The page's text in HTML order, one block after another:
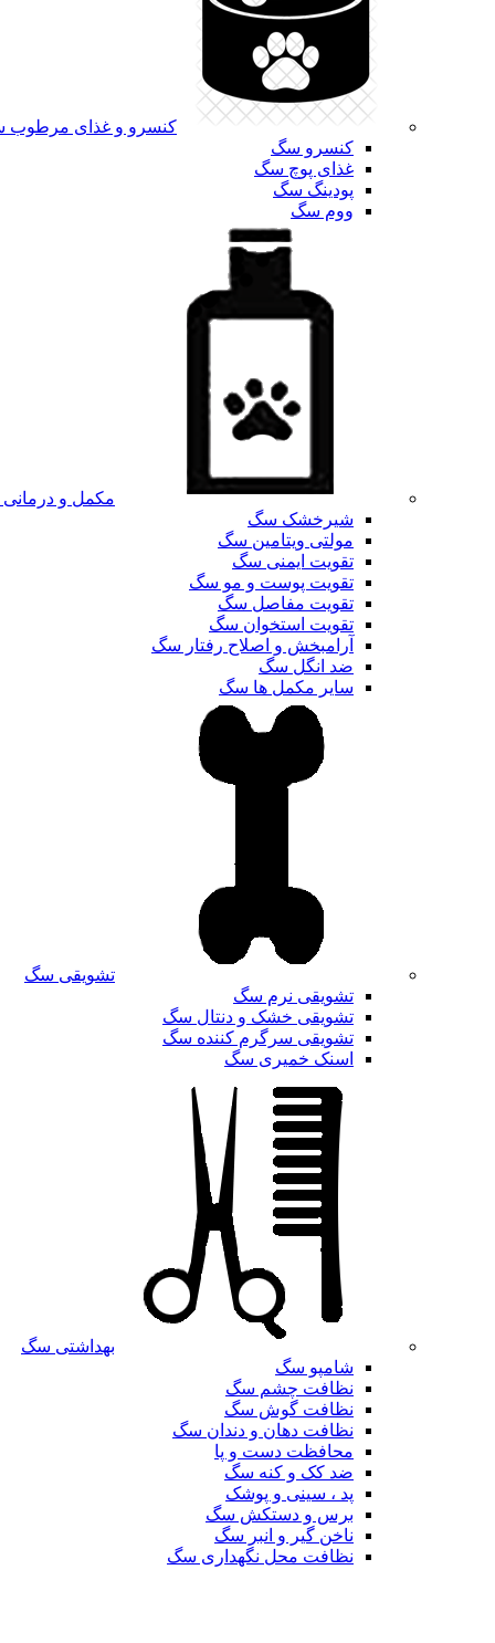
کنسرو و غذای
کنسرو سگ
غذای پوچ سگ
پودینگ سگ
ووم سگ
مکمل و
شیرخشک سگ
مولتی ویتامین سگ
تقویت ایمنی سگ
تقویت پوست و مو سگ
تقویت مفاصل سگ
تقویت استخوان سگ
آرامبخش و اصلاح رفتار سگ
ضد انگل سگ
سایر مکمل ها سگ
تشویقی سگ
تشویقی نرم سگ
تشویقی خشک و دنتال سگ
تشویقی سرگرم کننده سگ
اسنک خمیری سگ
بهداشتی سگ
شامپو سگ
نظافت چشم سگ
نظافت گوش سگ
نظافت دهان و دندان سگ
محافظت دست و پا
ضد کک و کنه سگ
پد ، سینی و پوشک
برس و دستکش سگ
ناخن گیر و انبر سگ
نظافت محل نگهداری سگ